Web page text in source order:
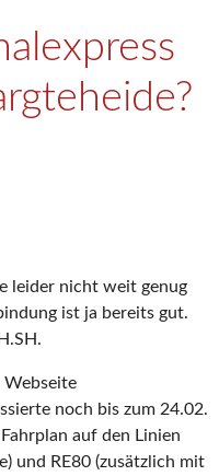
leider nicht weit genug
ist ja bereits gut.
Webseite
noch bis zum 24.02.
auf den Linien
und RE80 (zusätzlich mit